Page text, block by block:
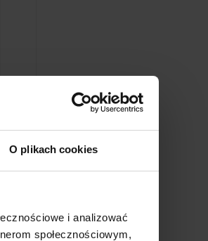
O plikach cookies
i analizować
społecznościowym,